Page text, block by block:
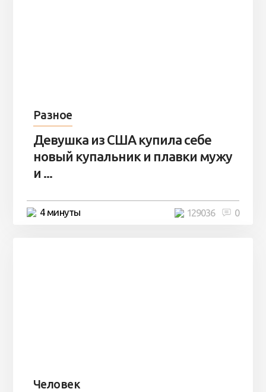
Разное
Девушка из США купила себе
новый купальник и плавки мужу
и ...
4 минуты 0
129036
Человек